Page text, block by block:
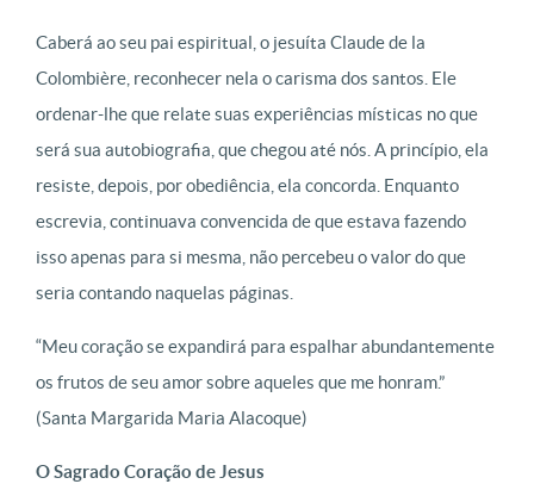
Caberá ao seu pai espiritual, o jesuíta Claude de la
Colombière, reconhecer nela o carisma dos santos. Ele
ordenar-lhe que relate suas experiências místicas no que
será sua autobiografia, que chegou até nós. A princípio, ela
resiste, depois, por obediência, ela concorda. Enquanto
escrevia, continuava convencida de que estava fazendo
isso apenas para si mesma, não percebeu o valor do que
seria contando naquelas páginas.
“Meu coração se expandirá para espalhar abundantemente
os frutos de seu amor sobre aqueles que me honram.”
(Santa Margarida Maria Alacoque)
O Sagrado Coração de Jesus